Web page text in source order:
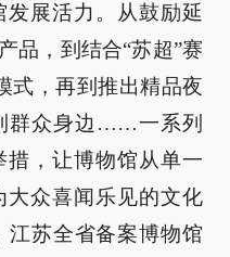
展活力。从鼓励延
品，到结合“苏超”赛
式，再到推出精品夜
群众身边……一系列
，让博物馆从单一
大众喜闻乐见的文化
江苏全省备案博物馆